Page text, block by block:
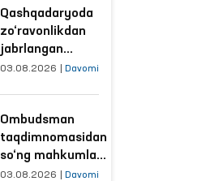
Qashqadaryoda
zo‘ravonlikdan
jabrlangan
ayolning holati
o‘rganildi
03.08.2026 Davomi
Ombudsman
taqdimnomasidan
so‘ng mahkumlar
mehnat
03.08.2026 Davomi